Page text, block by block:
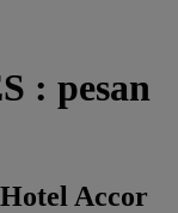
: pesan
Accor